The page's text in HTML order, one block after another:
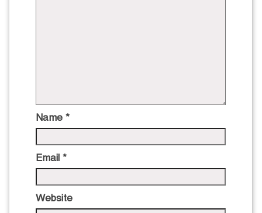
Name *
Email *
Website